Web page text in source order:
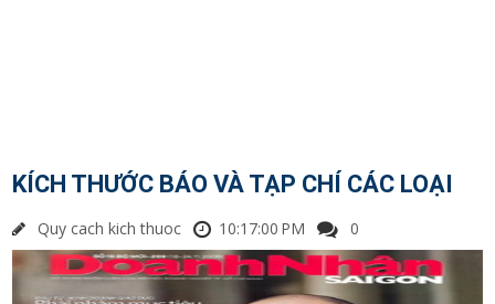
KÍCH THƯỚC BÁO VÀ TẠP CHÍ CÁC LOẠI
Quy cach kich thuoc 10:17:00 PM 0